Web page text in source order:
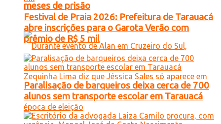
meses de prisão
Festival de Praia 2026: Prefeitura de Tarauacá
abre inscrições para o Garota Verão com
prêmio de R$ 5 mil
Paralisação de barqueiros deixa cerca de 700
alunos sem transporte escolar em Tarauacá